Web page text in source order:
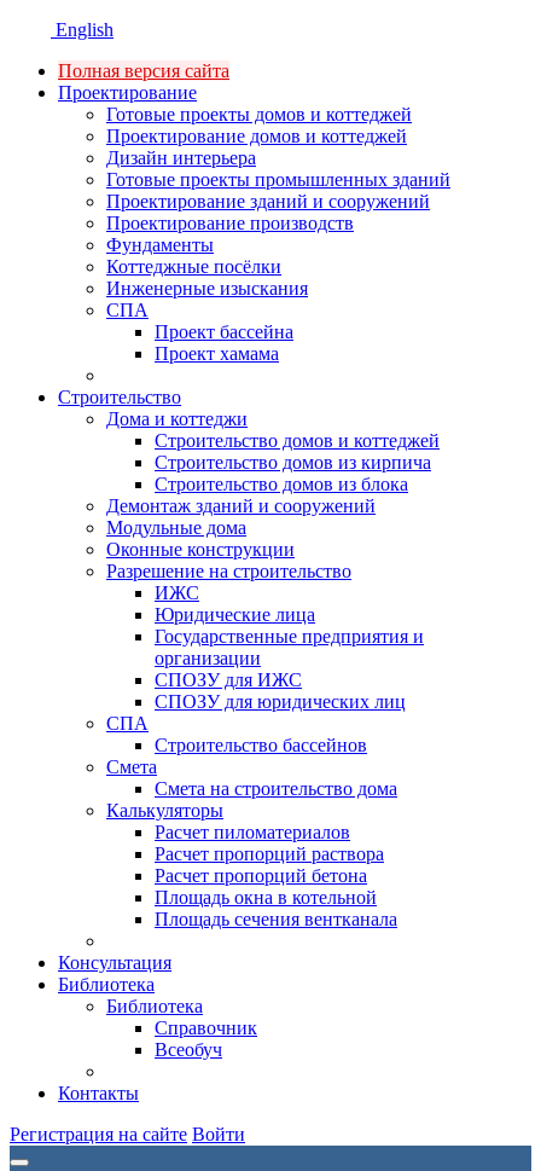
English
Полная версия сайта
Проектирование
Готовые проекты домов и коттеджей
Проектирование домов и коттеджей
Дизайн интерьера
Готовые проекты промышленных зданий
Проектирование зданий и сооружений
Проектирование производств
Фундаменты
Коттеджные посёлки
Инженерные изыскания
СПА
Проект бассейна
Проект хамама
Строительство
Дома и коттеджи
Строительство домов и коттеджей
Строительство домов из кирпича
Строительство домов из блока
Демонтаж зданий и сооружений
Модульные дома
Оконные конструкции
Разрешение на строительство
ИЖС
Юридические лица
Государственные предприятия и
организации
СПОЗУ для ИЖС
СПОЗУ для юридических лиц
СПА
Строительство бассейнов
Смета
Смета на строительство дома
Калькуляторы
Расчет пиломатериалов
Расчет пропорций раствора
Расчет пропорций бетона
Площадь окна в котельной
Площадь сечения вентканала
Консультация
Библиотека
Библиотека
Справочник
Всеобуч
Контакты
Регистрация на сайте Войти